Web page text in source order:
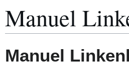
Manuel
Navigation
Suche
Manuel